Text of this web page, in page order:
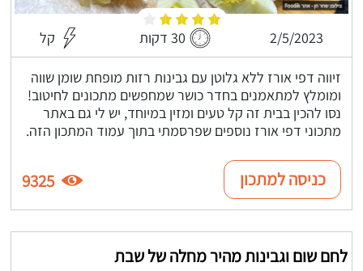
2/5/2023 30 דקות קל
זיווה דפי אורז ללא גלוטן עם גבינות רזות מופחת שומן שווה
ומומלץ למתאמנים בחדר כושר שמחפשים מתכונים לחיטוב!
נסו להכין בבית זה קל טעים ומזין במיוחד, יש לי גם באתר
מתכוני דפי אורז נוספים שפרסמתי בתוך עמוד המתכון הזה.
כניסה למתכון 9325
לחם שום וגבינות מהיר מחלה של שבת